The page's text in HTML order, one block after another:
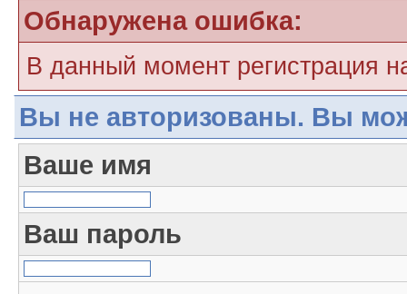
Обнаружена ошибка:
В данный момент регистрация
Вы не авторизованы. Вы
Ваше имя
Ваш пароль